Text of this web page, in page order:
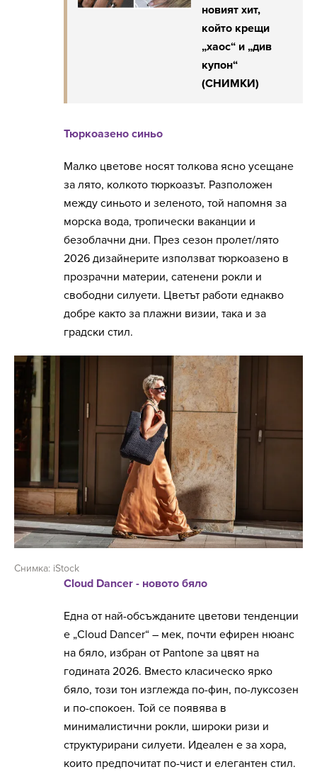
новият хит,
който крещи
„хаос“ и „див
купон“
(СНИМКИ)
Тюркоазено синьо
Малко цветове носят толкова ясно усещане
за лято, колкото тюркоазът. Разположен
между синьото и зеленото, той напомня за
морска вода, тропически ваканции и
безоблачни дни. През сезон пролет/лято
2026 дизайнерите използват тюркоазено в
прозрачни материи, сатенени рокли и
свободни силуети. Цветът работи еднакво
добре както за плажни визии, така и за
градски стил.
Снимка: iStock
Cloud Dancer - новото бяло
Една от най-обсъжданите цветови тенденции
е „Cloud Dancer“ – мек, почти ефирен нюанс
на бяло, избран от Pantone за цвят на
годината 2026. Вместо класическо ярко
бяло, този тон изглежда по-фин, по-луксозен
и по-спокоен. Той се появява в
минималистични рокли, широки ризи и
структурирани силуети. Идеален е за хора,
които предпочитат по-чист и елегантен стил.